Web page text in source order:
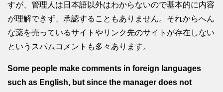
すが、管理人は日本語以外はわからないので基本的に内容
が理解できず、承認することもありません。それからへん
な薬を売っているサイトやリンク先のサイトが存在しない
というスパムコメントも多々あります。
Some people make comments in foreign languages
such as English, but since the manager does not